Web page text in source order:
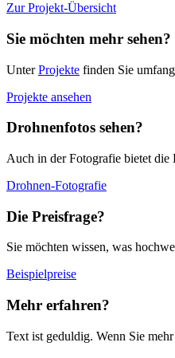
Zur Projekt-Übersicht
Sie möchten mehr sehen?
UnterProjekte finden Sie
Projekte ansehen
Drohnenfotos sehen?
Auch in der Fotografie bietet die
Drohnen-Fotografie
Die Preisfrage?
Sie möchten wissen, was
Beispielpreise
Mehr erfahren?
Text ist geduldig. Wenn Sie